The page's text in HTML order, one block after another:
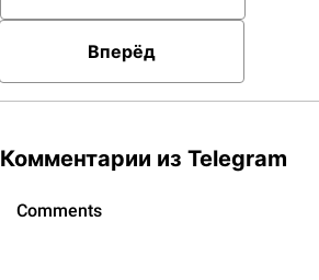
Вперёд
Комментарии из Telegram